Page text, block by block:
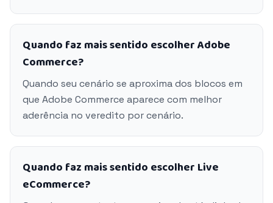
Quando faz mais sentido escolher Adobe
Commerce?
Quando seu cenário se aproxima dos blocos em
que Adobe Commerce aparece com melhor
aderência no veredito por cenário.
Quando faz mais sentido escolher Live
eCommerce?